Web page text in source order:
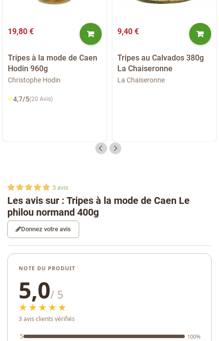
19,80 €
Tripes à la mode de Caen
Hodin 960g
Christophe Hodin
⭐4,7/5(20 Avis)
9,40 €
Tripes au Calvados 380g
La Chaiseronne
La Chaiseronne
Les avis sur : Tripes à la mode de Caen Le
philou normand 400g
3 avis
Donnez votre avis
NOTE DU PRODUIT
5,0/ 5
★★★★★
3 avis clients vérifiés
5 100%